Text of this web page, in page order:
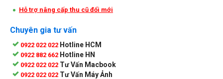
Hỗ trợ nâng cấp thu cũ đổi mới
Chuyên gia tư vấn
0922 022 022 Hotline HCM
0922 882 662 Hotline HN
0922 022 022 Tư Vấn Macbook
0922 022 022 Tư Vấn Máy Ảnh